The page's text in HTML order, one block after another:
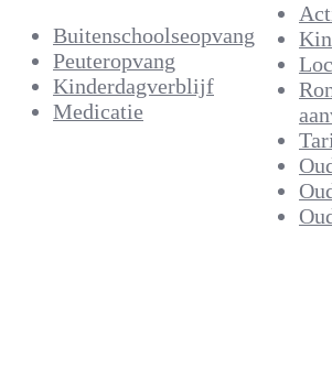
Buitenschoolseopvang
Peuteropvang
Kinderdagverblijf
Medicatie